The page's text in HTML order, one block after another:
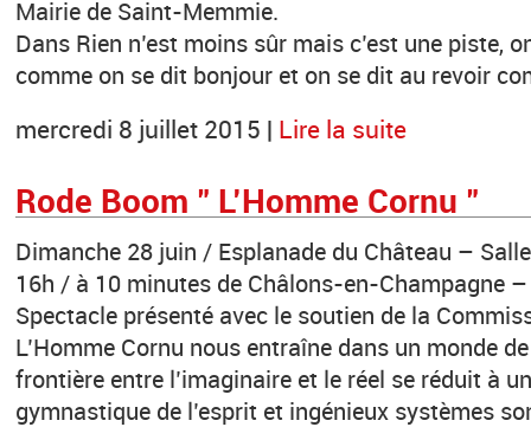
Mairie de Saint-Memmie.
Dans Rien n’est moins sûr mais c’est une piste,
comme on se dit bonjour et on se dit au revoir
mercredi 8 juillet 2015 | Lire la suite
Rode Boom " L’Homme Cornu "
Dimanche 28 juin / Esplanade du Château –
16h / à 10 minutes de Châlons-en-Champagne
Spectacle présenté avec le soutien de la
L’Homme Cornu nous entraîne dans un monde
frontière entre l’imaginaire et le réel se réduit à
gymnastique de l’esprit et ingénieux systèmes